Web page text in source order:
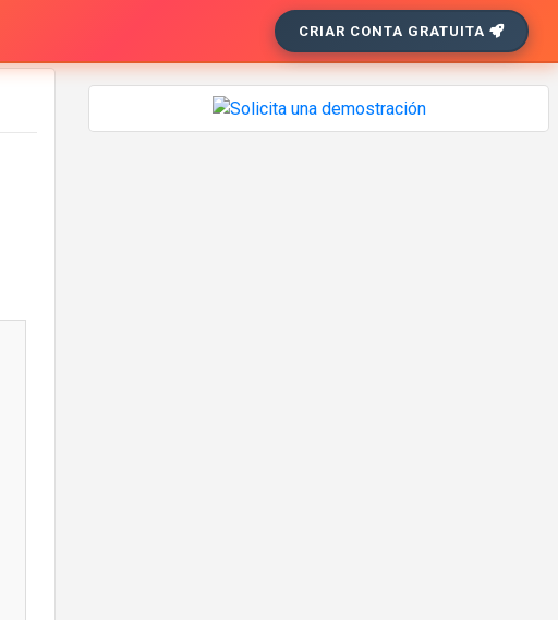
CRIAR CONTA GRATUITA